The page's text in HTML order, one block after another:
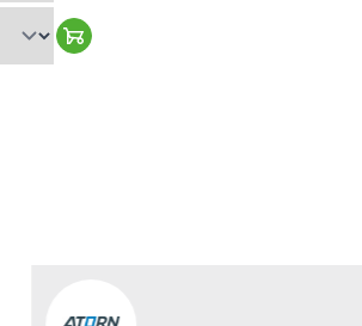
Warenkorb hinzufügen